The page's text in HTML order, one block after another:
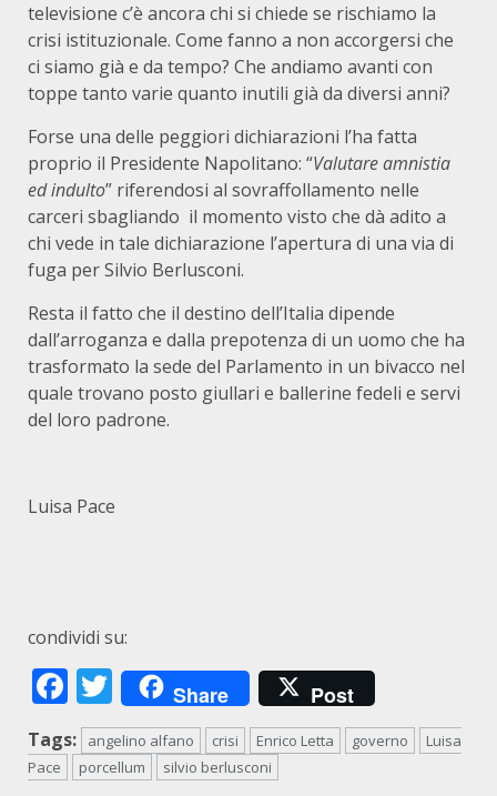
televisione c’è ancora chi si chiede se rischiamo la
crisi istituzionale. Come fanno a non accorgersi che
ci siamo già e da tempo? Che andiamo avanti con
toppe tanto varie quanto inutili già da diversi anni?
Forse una delle peggiori dichiarazioni l’ha fatta
proprio il Presidente Napolitano: “Valutare amnistia
ed indulto” riferendosi al sovraffollamento nelle
carceri sbagliando il momento visto che dà adito a
chi vede in tale dichiarazione l’apertura di una via di
fuga per Silvio Berlusconi.
Resta il fatto che il destino dell’Italia dipende
dall’arroganza e dalla prepotenza di un uomo che ha
trasformato la sede del Parlamento in un bivacco nel
quale trovano posto giullari e ballerine fedeli e servi
del loro padrone.
Luisa Pace
condividi su:
Facebook
Twitter
Share Post
Tags: angelino alfano crisi Enrico Letta governo
Luisa
Pace
porcellum silvio berlusconi